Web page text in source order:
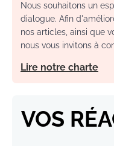
Nous souhaitons un
dialogue. Afin
nos articles, ainsi que
nous vous invitons à
Lire notre charte
VOS